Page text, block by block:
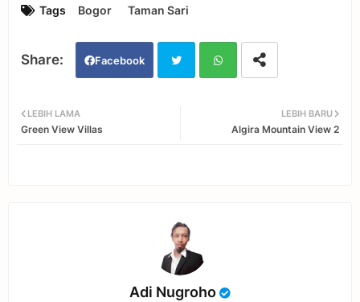
Tags Bogor Taman Sari
Facebook
LEBIH BARU
Algira Mountain View 2
LEBIH LAMA
Green View Villas
Adi Nugroho